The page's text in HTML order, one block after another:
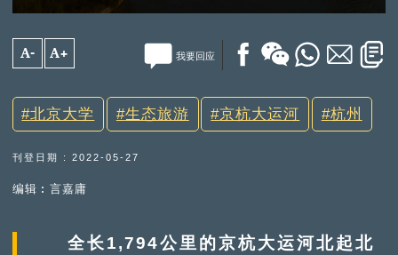
A- A+ 我要回应
北京大学 生态旅游 京杭大运河 杭州
刊登日期 : 2022-05-27
编辑︰言嘉庸
全长1,794公里的京杭大运河北起北